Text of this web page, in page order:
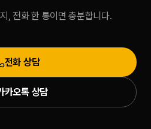
, 전화 한 통이면 충분합니다.
전화 상담
카오톡 상담